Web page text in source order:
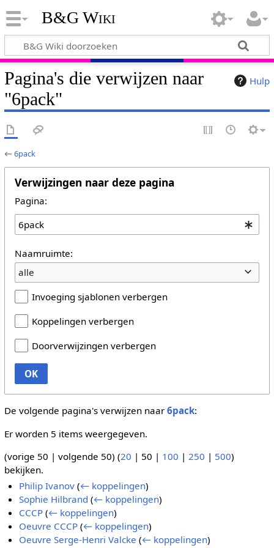
B&G Wiki
Hulp
Pagina's die verwijzen naar
"6pack"
←6pack
Verwijzingen naar deze pagina
Pagina:
Naamruimte:
alle
Invoeging sjablonen verbergen
Koppelingen verbergen
Doorverwijzingen verbergen
OK
De volgende pagina's verwijzen naar 6pack:
Er worden 5 items weergegeven.
(vorige 50 | volgende 50) (20 | 50 | 100 | 250 | 500)
bekijken.
Philip Ivanov (← koppelingen)
Sophie Hilbrand (← koppelingen)
CCCP (← koppelingen)
Oeuvre CCCP (← koppelingen)
Oeuvre Serge-Henri Valcke (← koppelingen)